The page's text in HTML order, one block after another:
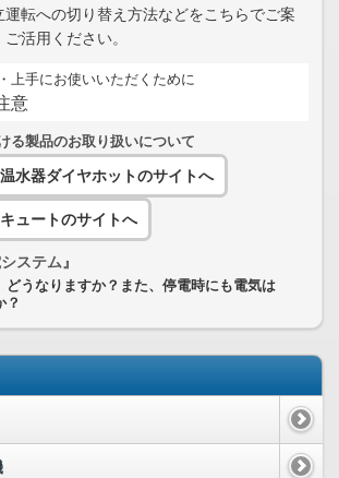
運転への切り替え方法などをこちらでご案
活用ください。
上手にお使いいただくために
意
る製品のお取り扱いについて
ステム』
どうなりますか？また、停電時にも電気は
？